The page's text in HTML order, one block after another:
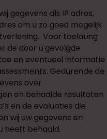
gegevens als IP adres,
om u zo goed mogelijk
Voor toelating
de door u gevolgde
en eventueel informatie
Gedurende de
over
en behaalde resultaten
en de evaluaties die
wij uw gegevens en
heeft behaald.